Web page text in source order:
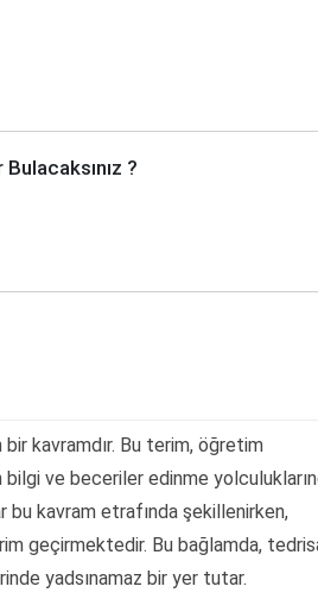
Bulacaksınız ?
kavramdır. Bu terim, öğretim
ve beceriler edinme
kavram etrafında şekillenirken,
geçirmektedir. Bu bağlamda,
yadsınamaz bir yer tutar.